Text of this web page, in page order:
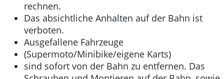
rechnen.
Das absichtliche Anhalten auf der Bahn ist
verboten.
Ausgefallene Fahrzeuge
(Supermoto/Minibike/eigene Karts)
sind sofort von der Bahn zu entfernen. Das